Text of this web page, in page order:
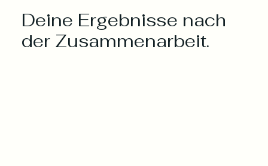
Deine Ergebnisse nach
der Zusammenarbeit.